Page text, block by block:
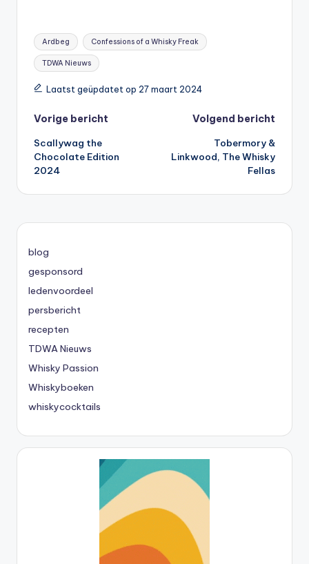
Tags:
Ardbeg Confessions of a Whisky Freak
TDWA Nieuws
Laatst geüpdatet op 27 maart 2024
Bericht
navigatie
Vorige bericht
Scallywag the
Chocolate Edition
2024
Volgend bericht
Tobermory &
Linkwood, The Whisky
Fellas
blog
gesponsord
ledenvoordeel
persbericht
recepten
TDWA Nieuws
Whisky Passion
Whiskyboeken
whiskycocktails